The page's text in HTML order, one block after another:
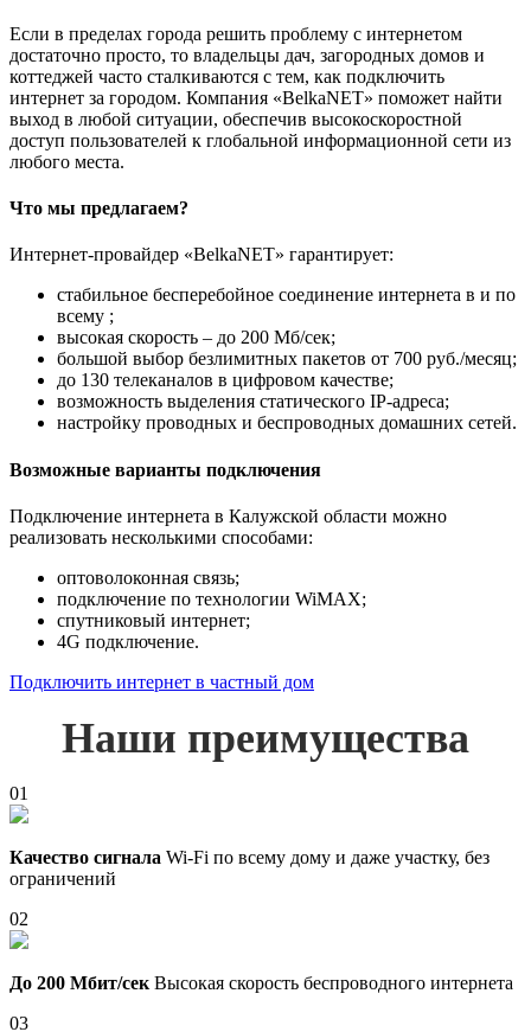
Если в пределах города решить проблему с интернетом
достаточно просто, то владельцы дач, загородных домов и
коттеджей часто сталкиваются с тем, как подключить
интернет за городом. Компания «BelkaNET» поможет найти
выход в любой ситуации, обеспечив высокоскоростной
доступ пользователей к глобальной информационной сети из
любого места.
Что мы предлагаем?
Интернет-провайдер «BelkaNET» гарантирует:
стабильное бесперебойное соединение интернета в и по
всему ;
высокая скорость – до 200 Мб/сек;
большой выбор безлимитных пакетов от 700 руб./месяц;
до 130 телеканалов в цифровом качестве;
возможность выделения статического IP-адреса;
настройку проводных и беспроводных домашних сетей.
Возможные варианты подключения
Подключение интернета в Калужской области можно
реализовать несколькими способами:
оптоволоконная связь;
подключение по технологии WiMAX;
спутниковый интернет;
4G подключение.
Подключить интернет в частный дом
Наши преимущества
01
Качество сигнала Wi-Fi по всему дому и даже участку, без
ограничений
02
До 200 Мбит/сек Высокая скорость беспроводного интернета
03